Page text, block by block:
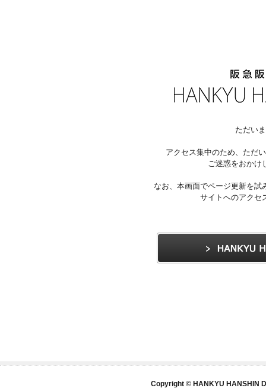
ただい
アクセス集中のため、ただ
ご迷惑をおかけ
なお、本画面でページ更新を
サイトへのアクセ
Copyright © HANKYU HANSHIN